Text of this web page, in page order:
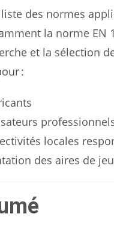
des normes
la norme EN
et la sélection
:
locales
des aires de